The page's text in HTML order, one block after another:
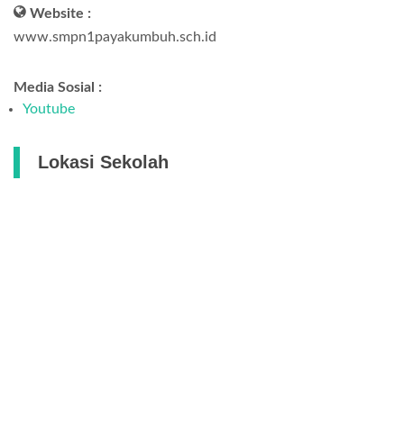
Website :
www.smpn1payakumbuh.sch.id
Media Sosial :
Youtube
Lokasi Sekolah